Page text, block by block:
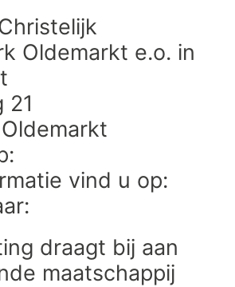
Oldemarkt e.o. in
21
vind u op:
draagt bij aan
maatschappij